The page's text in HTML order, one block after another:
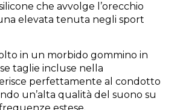
che avvolge l’orecchio
elevata tenuta negli sport
in un morbido gommino in
taglie incluse nella
perfettamente al condotto
un’alta qualità del suono su